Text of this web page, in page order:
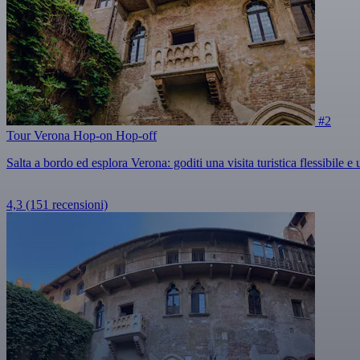
#2
Tour Verona Hop-on Hop-off
Salta a bordo ed esplora Verona: goditi una visita turistica flessibile e
4,3 (151 recensioni)